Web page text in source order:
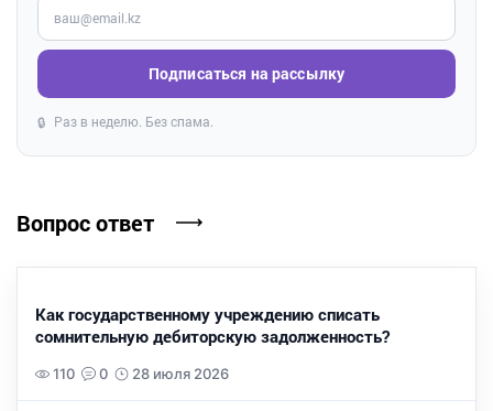
Подписаться на рассылку
🔒 Раз в неделю. Без спама.
Вопрос ответ
Как государственному учреждению списать
сомнительную дебиторскую задолженность?
110 0 28 июля 2026